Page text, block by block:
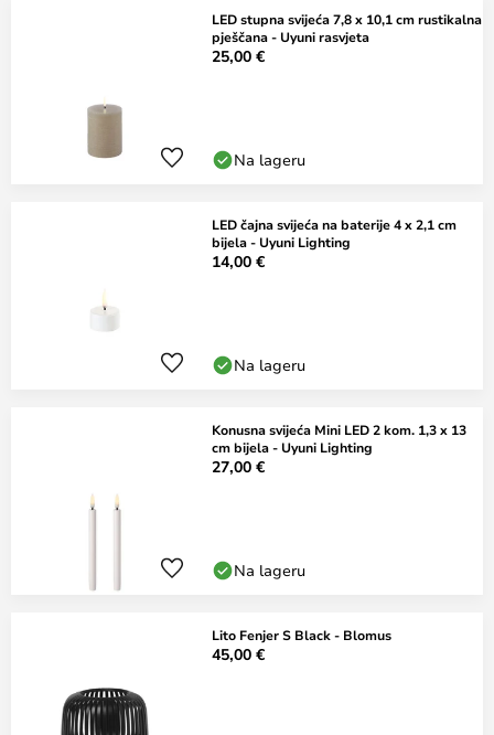
LED stupna svijeća 7,8 x 10,1 cm rustikalna
pješčana - Uyuni rasvjeta
25,00 €
Na lageru
LED čajna svijeća na baterije 4 x 2,1 cm
bijela - Uyuni Lighting
14,00 €
Na lageru
Konusna svijeća Mini LED 2 kom. 1,3 x 13
cm bijela - Uyuni Lighting
27,00 €
Na lageru
Lito Fenjer S Black - Blomus
45,00 €